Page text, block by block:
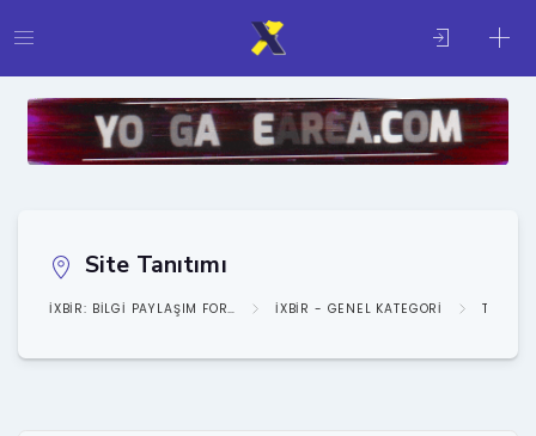
Site Tanıtımı
IXBIR: BILGI PAYLAŞIM FORUMU IXBIR - GENEL KATEGORI